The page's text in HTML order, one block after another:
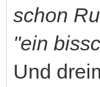
schon
"ein
Und